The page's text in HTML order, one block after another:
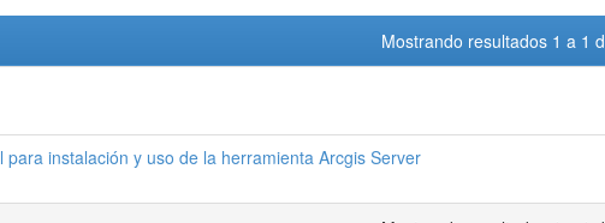
Mostrando resultados 1 a 1
para instalación y uso de la herramienta Arcgis Server